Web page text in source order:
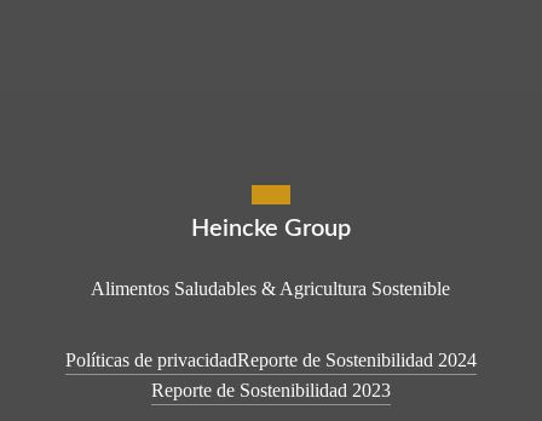
Heincke Group
Alimentos Saludables & Agricultura Sostenible
Políticas de privacidadReporte de Sostenibilidad 2024
Reporte de Sostenibilidad 2023